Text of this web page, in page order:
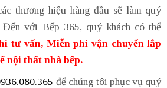
thương hiệu hàng đầu sẽ làm quý
Đến với Bếp 365, quý khách có thể
tư vấn, Miễn phí vận chuyển lắp
nội thất nhà bếp.
để chúng tôi phục vụ quý